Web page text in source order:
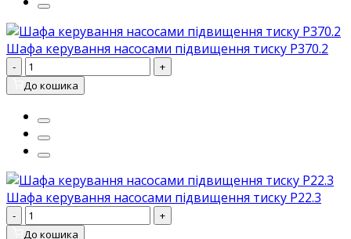
Шафа керування насосами підвищення тиску P370.2
-
+
До кошика
Шафа керування насосами підвищення тиску P22.3
-
+
До кошика